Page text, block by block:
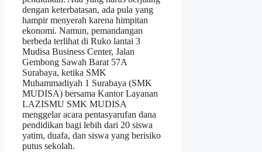
dengan keterbatasan, ada pula yang
hampir menyerah karena himpitan
ekonomi. Namun, pemandangan
berbeda terlihat di Ruko lantai 3
Mudisa Business Center, Jalan
Gembong Sawah Barat 57A
Surabaya, ketika SMK
Muhammadiyah 1 Surabaya (SMK
MUDISA) bersama Kantor Layanan
LAZISMU SMK MUDISA
menggelar acara pentasyarufan dana
pendidikan bagi lebih dari 20 siswa
yatim, duafa, dan siswa yang berisiko
putus sekolah.